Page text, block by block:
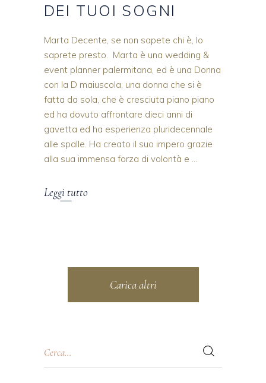
DEI TUOI SOGNI
Marta Decente, se non sapete chi è, lo
saprete presto. Marta è una wedding &
event planner palermitana, ed è una Donna
con la D maiuscola, una donna che si è
fatta da sola, che è cresciuta piano piano
ed ha dovuto affrontare dieci anni di
gavetta ed ha esperienza pluridecennale
alle spalle. Ha creato il suo impero grazie
alla sua immensa forza di volontà e
Leggi tutto
Carica altri